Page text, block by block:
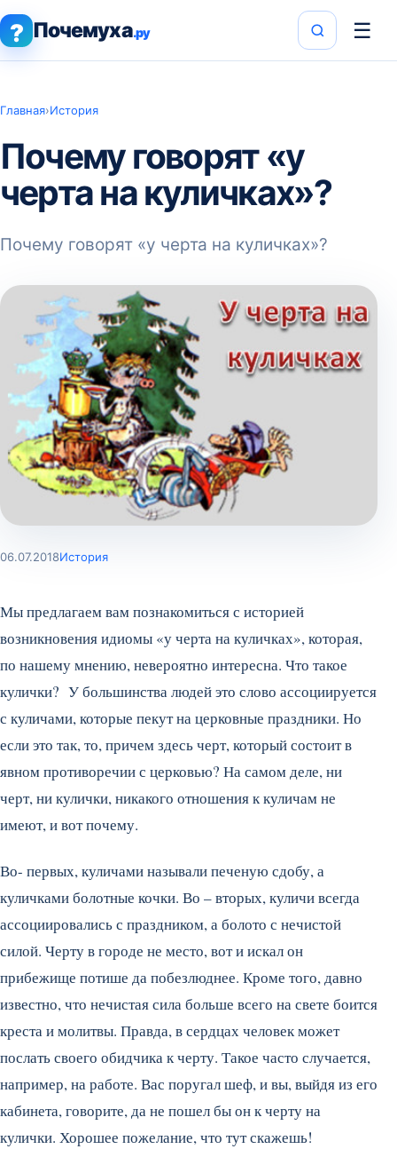
? Почемуха.ру ☰
Главная›История
Почему говорят «у
черта на куличках»?
Почему говорят «у черта на куличках»?
06.07.2018История
Мы предлагаем вам познакомиться с историей
возникновения идиомы «у черта на куличках», которая,
по нашему мнению, невероятно интересна. Что такое
кулички? У большинства людей это слово ассоциируется
с куличами, которые пекут на церковные праздники. Но
если это так, то, причем здесь черт, который состоит в
явном противоречии с церковью? На самом деле, ни
черт, ни кулички, никакого отношения к куличам не
имеют, и вот почему.
Во- первых, куличами называли печеную сдобу, а
куличками болотные кочки. Во – вторых, куличи всегда
ассоциировались с праздником, а болото с нечистой
силой. Черту в городе не место, вот и искал он
прибежище потише да побезлюднее. Кроме того, давно
известно, что нечистая сила больше всего на свете боится
креста и молитвы. Правда, в сердцах человек может
послать своего обидчика к черту. Такое часто случается,
например, на работе. Вас поругал шеф, и вы, выйдя из его
кабинета, говорите, да не пошел бы он к черту на
кулички. Хорошее пожелание, что тут скажешь!